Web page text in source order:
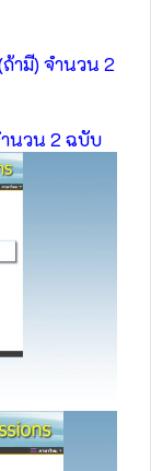
ามี) จำนวน 2
ำนวน 2 ฉบับ